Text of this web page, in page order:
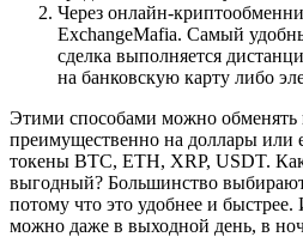
Через онлайн-
ExchangeMafia. Самый
сделка выполняется
на банковскую карту либо
Этими способами можно
преимущественно на доллары или
токены BTC, ETH, XRP, USDT.
выгодный? Большинство
потому что это удобнее и
можно даже в выходной день, в